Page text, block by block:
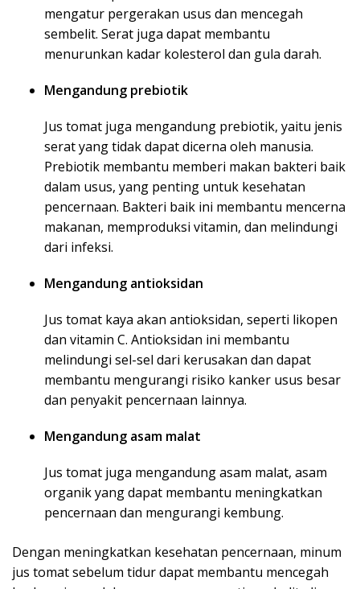
mengatur pergerakan usus dan mencegah
sembelit. Serat juga dapat membantu
menurunkan kadar kolesterol dan gula darah.
Mengandung prebiotik
Jus tomat juga mengandung prebiotik, yaitu jenis
serat yang tidak dapat dicerna oleh manusia.
Prebiotik membantu memberi makan bakteri baik
dalam usus, yang penting untuk kesehatan
pencernaan. Bakteri baik ini membantu mencerna
makanan, memproduksi vitamin, dan melindungi
dari infeksi.
Mengandung antioksidan
Jus tomat kaya akan antioksidan, seperti likopen
dan vitamin C. Antioksidan ini membantu
melindungi sel-sel dari kerusakan dan dapat
membantu mengurangi risiko kanker usus besar
dan penyakit pencernaan lainnya.
Mengandung asam malat
Jus tomat juga mengandung asam malat, asam
organik yang dapat membantu meningkatkan
pencernaan dan mengurangi kembung.
Dengan meningkatkan kesehatan pencernaan, minum
jus tomat sebelum tidur dapat membantu mencegah